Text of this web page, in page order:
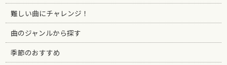
難しい曲にチャレンジ！
曲のジャンルから探す
季節のおすすめ